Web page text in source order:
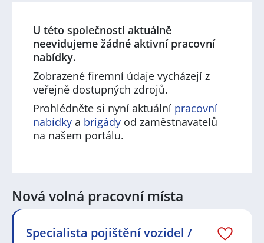
U této společnosti aktuálně
neevidujeme žádné aktivní pracovní
nabídky.
Zobrazené firemní údaje vycházejí z
veřejně dostupných zdrojů.
Prohlédněte si nyní aktuální pracovní
nabídky a brigády od zaměstnavatelů
na našem portálu.
Nová volná pracovní místa
Specialista pojištění vozidel /